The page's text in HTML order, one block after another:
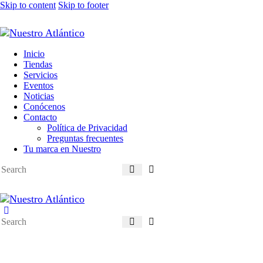
Skip to content Skip to footer
Inicio
Tiendas
Servicios
Eventos
Noticias
Conócenos
Contacto
Política de Privacidad
Preguntas frecuentes
Tu marca en Nuestro